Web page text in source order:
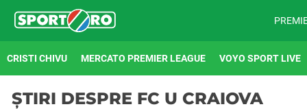
CRISTI CHIVU MERCATO PREMIER LEAGUE VOYO SPORT LIVE
ȘTIRI DESPRE FC U CRAIOVA